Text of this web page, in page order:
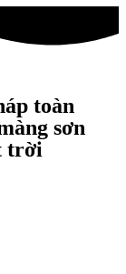
toàn
sơn
trời